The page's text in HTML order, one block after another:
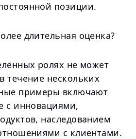
позиции.
длительная оценка?
ролях не может
течение нескольких
примеры включают
с инновациями,
наследованием
с клиентами.